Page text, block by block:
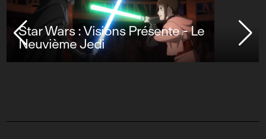
Star Wars : Visions Présente - Le
Neuvième Jedi